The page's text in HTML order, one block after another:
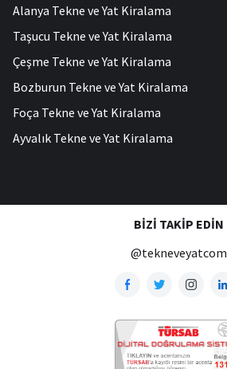
Alanya Tekne ve Yat Kiralama
Taşucu Tekne ve Yat Kiralama
Çeşme Tekne ve Yat Kiralama
Bozburun Tekne ve Yat Kiralama
Foça Tekne ve Yat Kiralama
Ayvalık Tekne ve Yat Kiralama
BIZI TAKIP EDIN
@tekneveyatcom